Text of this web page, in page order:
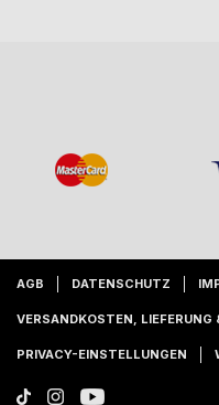
AGB DATENSCHUTZ
VERSANDKOSTEN, LIEFERUNG
PRIVACY-EINSTELLUNGEN